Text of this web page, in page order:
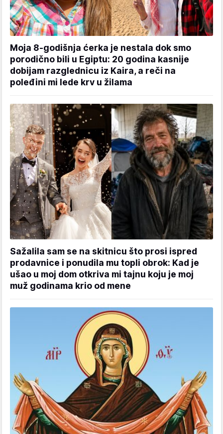
Moja 8-godišnja ćerka je nestala dok smo
porodično bili u Egiptu: 20 godina kasnije
dobijam razglednicu iz Kaira, a reči na
poleđini mi lede krv u žilama
Sažalila sam se na skitnicu što prosi ispred
prodavnice i ponudila mu topli obrok: Kad je
ušao u moj dom otkriva mi tajnu koju je moj
muž godinama krio od mene